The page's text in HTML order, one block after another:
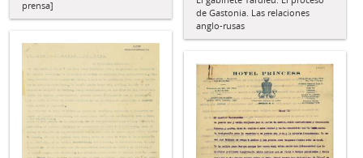
prensa]
de Gastonia. Las relaciones
anglo-rusas